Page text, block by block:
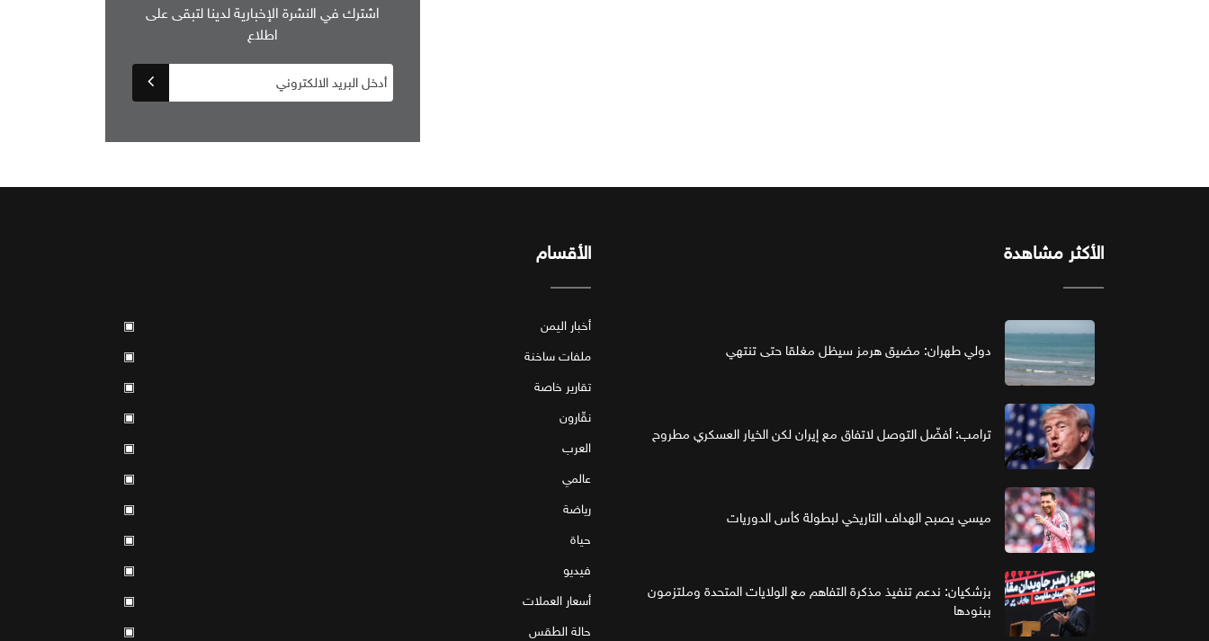
اشترك في النشرة الإخبارية لدينا لتبقى على
اطلاع
الأكثر مشاهدة
دولي طهران: مضيق هرمز سيظل مغلقا حتى تنتهي
ترامب: أفضّل التوصل لاتفاق مع إيران لكن الخيار العسكري مطروح
ميسي يصبح الهداف التاريخي لبطولة كأس الدوريات
بزشكيان: ندعم تنفيذ مذكرة التفاهم مع الولايات المتحدة وملتزمون
ببنودها
الأقسام
أخبار اليمن
▣
ملفات ساخنة
▣
تقارير خاصة
▣
نقّارون
▣
العرب
▣
عالمي
▣
رياضة
▣
حياة
▣
فيديو
▣
أسعار العملات
▣
حالة الطقس
▣